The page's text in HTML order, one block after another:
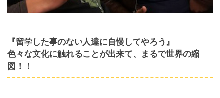
『留学した事のない人達に自慢してやろう』
色々な文化に触れることが出来て、まるで世界の縮
図！！